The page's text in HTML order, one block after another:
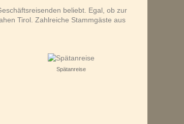
beliebt. Egal, ob zur
Tirol. Zahlreiche Stammgäste aus
Spätanreise